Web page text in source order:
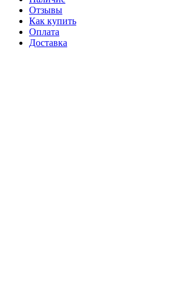
Отзывы
Как купить
Оплата
Доставка